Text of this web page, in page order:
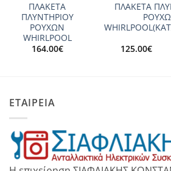
ΠΛΑΚΕΤΑ
ΠΛΥΝΤΗΡΙΟΥ
ΡΟΥΧΩΝ
WHIRLPOOL
164.00€
ΠΛΑΚΕΤΑ
125.00€
ΕΤΑΙΡΕΙΑ